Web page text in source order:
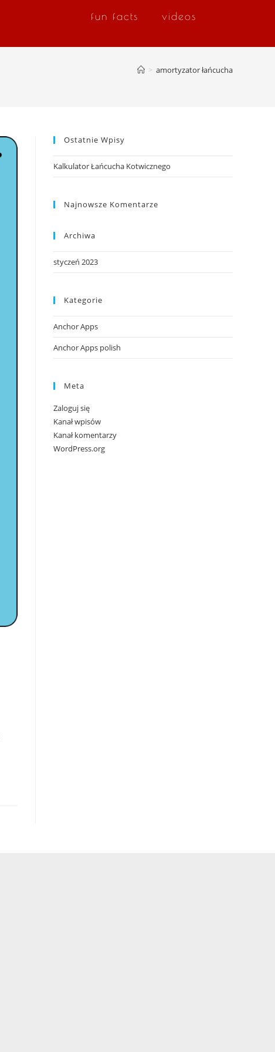
fun facts videos
> amortyzator łańcucha
Ostatnie Wpisy
Kalkulator Łańcucha Kotwicznego
Najnowsze Komentarze
Archiwa
styczeń 2023
Kategorie
Anchor Apps
Anchor Apps polish
Meta
Zaloguj się
Kanał wpisów
Kanał komentarzy
WordPress.org